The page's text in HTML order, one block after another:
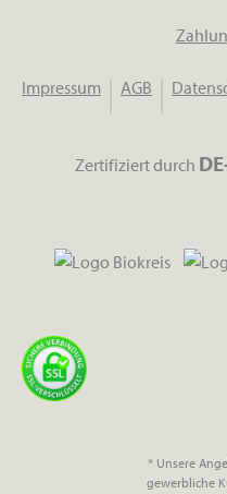
Impressum AGB
Zertifiziert durch
* Unsere
gewerbliche